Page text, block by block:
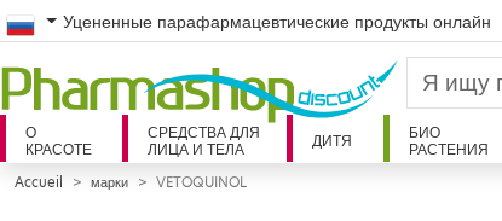
Russian
Уцененные парафармацевтические продукты онлайн
О
КРАСОТЕ
СРЕДСТВА ДЛЯ
ЛИЦА И ТЕЛА
ДИТЯ
БИО
РАСТЕНИЯ
Accueil марки VETOQUINOL